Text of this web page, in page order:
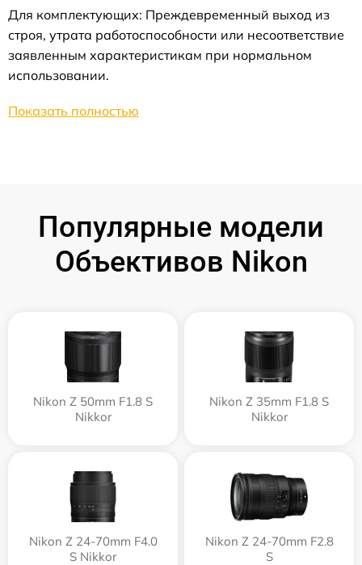
Для комплектующих: Преждевременный выход из
строя, утрата работоспособности или несоответствие
заявленным характеристикам при нормальном
использовании.
Показать полностью
Популярные модели
Объективов Nikon
Nikon Z 50mm F1.8 S
Nikkor
Nikon Z 35mm F1.8 S
Nikkor
Nikon Z 24-70mm F4.0
S Nikkor
Nikon Z 24-70mm F2.8
S